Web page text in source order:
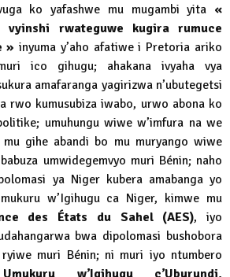
ko yafashwe mu mugambi yita «
vyinshi rwateguwe kugira rumuce
» inyuma y’aho afatiwe i Pretoria ariko
ico gihugu; ahakana ivyaha vya
amafaranga yagirizwa n’ubutegetsi
rwo kumusubiza iwabo, urwo abona ko
umuhungu wiwe w’imfura na we
mu gihe abandi bo mu muryango wiwe
umwidegemvyo muri Bénin; naho
ya Niger kubera amabanga yo
w’Igihugu ca Niger, kimwe mu
des États du Sahel (AES), iyo
bwa dipolomasi bushobora
muri Bénin; ni muri iyo ntumbero